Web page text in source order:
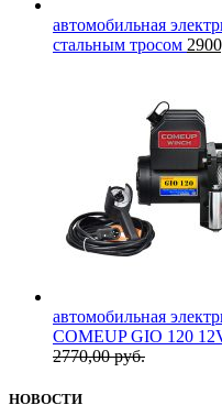
автомобильная
стальным тросом
автомобильная
COMEUP GIO 120
2770,00руб.
НОВОСТИ